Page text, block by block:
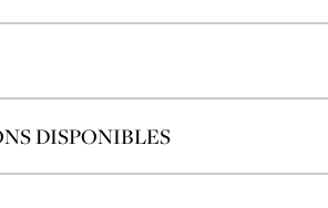
DISPONIBLES